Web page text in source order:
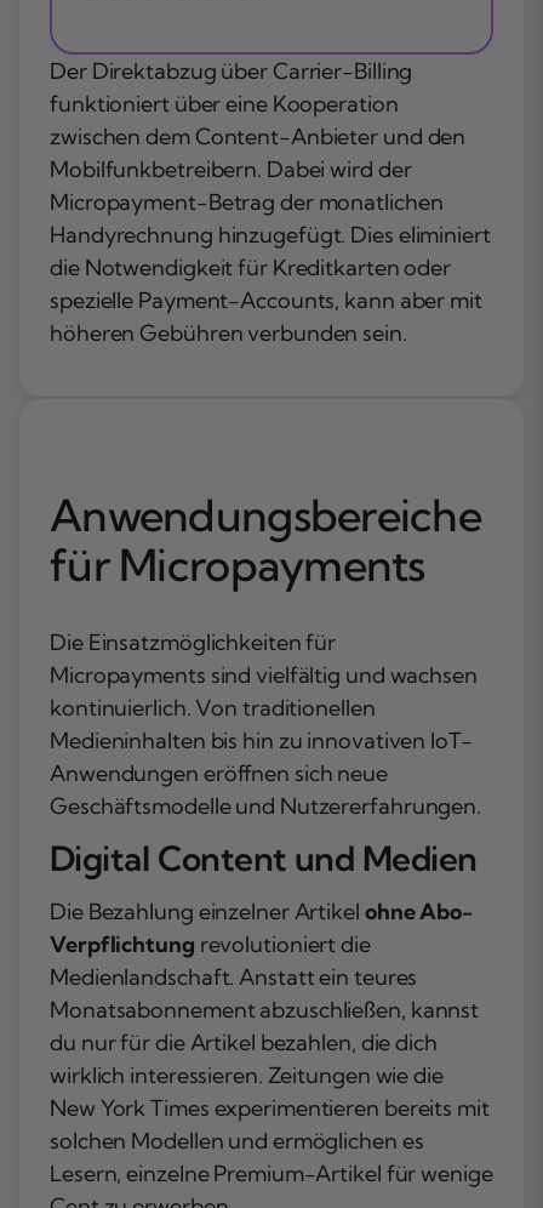
Der Direktabzug über Carrier-Billing
funktioniert über eine Kooperation
zwischen dem Content-Anbieter und den
Mobilfunkbetreibern. Dabei wird der
Micropayment-Betrag der monatlichen
Handyrechnung hinzugefügt. Dies eliminiert
die Notwendigkeit für Kreditkarten oder
spezielle Payment-Accounts, kann aber mit
höheren Gebühren verbunden sein.
Anwendungsbereiche
für Micropayments
Die Einsatzmöglichkeiten für
Micropayments sind vielfältig und wachsen
kontinuierlich. Von traditionellen
Medieninhalten bis hin zu innovativen IoT-
Anwendungen eröffnen sich neue
Geschäftsmodelle und Nutzererfahrungen.
Digital Content und Medien
Die Bezahlung einzelner Artikel ohne Abo-
Verpflichtung revolutioniert die
Medienlandschaft. Anstatt ein teures
Monatsabonnement abzuschließen, kannst
du nur für die Artikel bezahlen, die dich
wirklich interessieren. Zeitungen wie die
New York Times experimentieren bereits mit
solchen Modellen und ermöglichen es
Lesern, einzelne Premium-Artikel für wenige